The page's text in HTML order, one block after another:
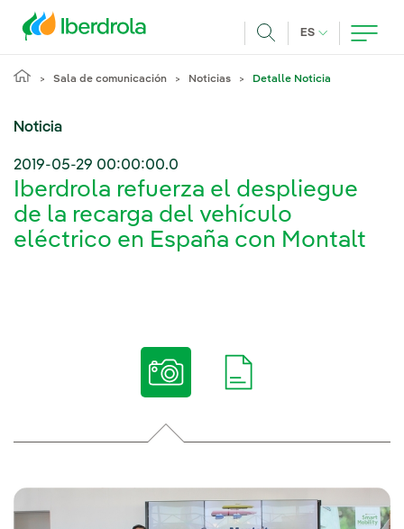
ES IDIOMA
Sala de comunicación Noticias Detalle Noticia
Noticia
2019-05-29 00:00:00.0
Iberdrola refuerza el despliegue
de la recarga del vehículo
eléctrico en España con Montalt